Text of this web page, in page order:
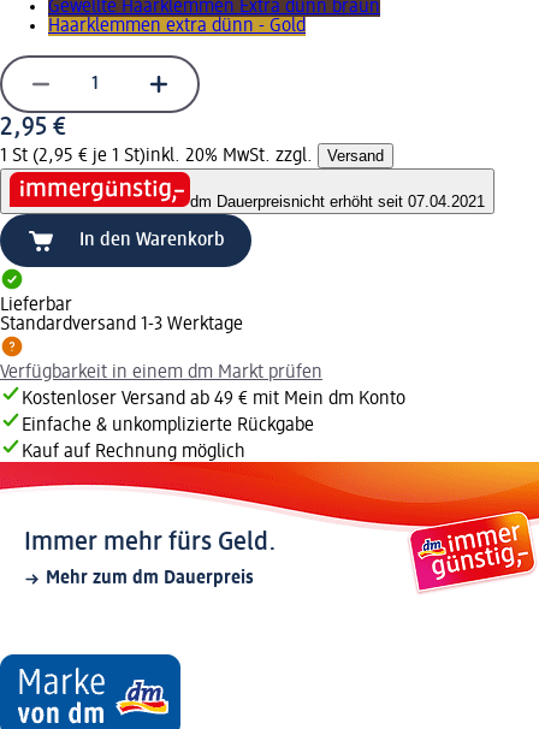
Gewellte Haarklemmen Extra dünn braun
Haarklemmen extra dünn - Gold
2,95 €
1 St (2,95 € je 1 St)inkl. 20% MwSt. zzgl. Versand
dm Dauerpreisnicht erhöht seit 07.04.2021
In den Warenkorb
Lieferbar
Standardversand 1-3 Werktage
Verfügbarkeit in einem dm Markt prüfen
Kostenloser Versand ab 49 € mit Mein dm Konto
Einfache & unkomplizierte Rückgabe
Kauf auf Rechnung möglich
Immer mehr fürs Geld.
Mehr zum dm Dauerpreis